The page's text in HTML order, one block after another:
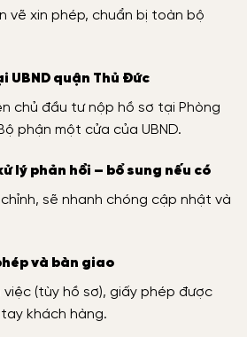
vẽ xin phép, chuẩn bị toàn bộ
UBND quận Thủ Đức
chủ đầu tư nộp hồ sơ tại Phòng
phận một cửa của UBND.
lý phản hồi – bổ sung nếu có
sẽ nhanh chóng cập nhật và
và bàn giao
việc (tùy hồ sơ), giấy phép được
khách hàng.